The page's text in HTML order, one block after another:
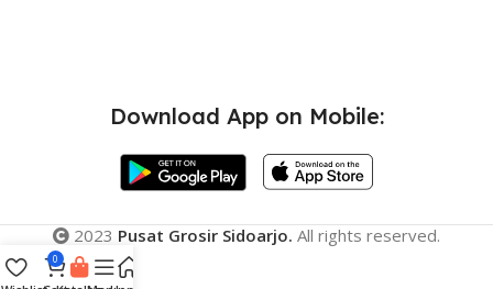
Download App on Mobile:
2023 Pusat Grosir Sidoarjo. All rights reserved.
0